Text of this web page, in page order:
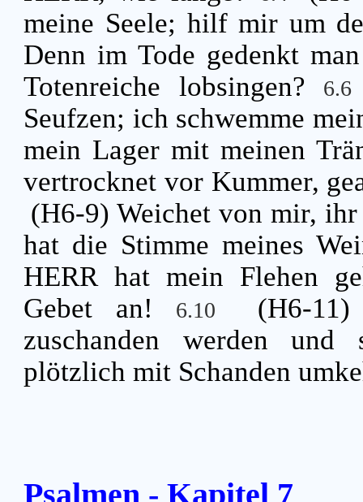
meine Seele; hilf mir um
Denn im Tode gedenkt
Totenreiche lobsingen?
Seufzen; ich schwemme
mein Lager mit meinen
vertrocknet vor Kummer,
(H6-9) Weichet von mir,
hat die Stimme meines
HERR hat mein Flehen
Gebet an!
6.10
(H6-
zuschanden werden und
plötzlich mit Schanden
Psalmen - Kapitel 7